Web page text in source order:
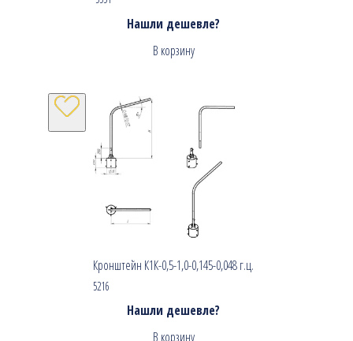
Нашли дешевле?
В корзину
Кронштейн К1К-0,5-1,0-0,145-0,048 г.ц.
5216
Нашли дешевле?
В корзину